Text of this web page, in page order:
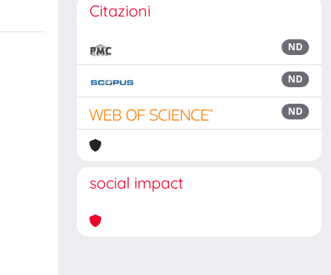
Citazioni
ND
ND
ND
social impact